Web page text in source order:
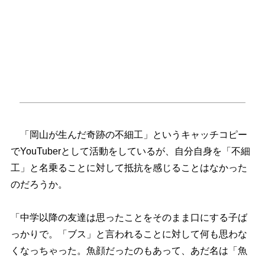
「岡山が生んだ奇跡の不細工」というキャッチコピー
でYouTuberとして活動をしているが、自分自身を「不細
工」と名乗ることに対して抵抗を感じることはなかった
のだろうか。
「中学以降の友達は思ったことをそのまま口にする子ば
っかりで。「ブス」と言われることに対して何も思わな
くなっちゃった。魚顔だったのもあって、あだ名は「魚